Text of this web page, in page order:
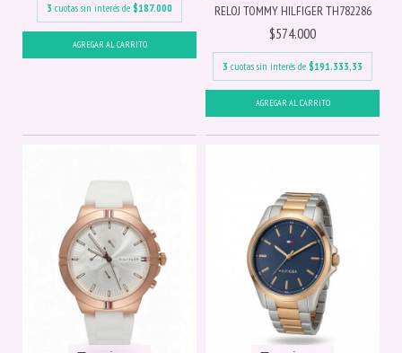
3 cuotas sin interés de $187.000 RELOJ TOMMY HILFIGER TH782286
$574.000
3 cuotas sin interés de $191.333,33